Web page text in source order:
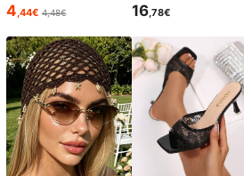
4,44€ 4,48€ 16,78€